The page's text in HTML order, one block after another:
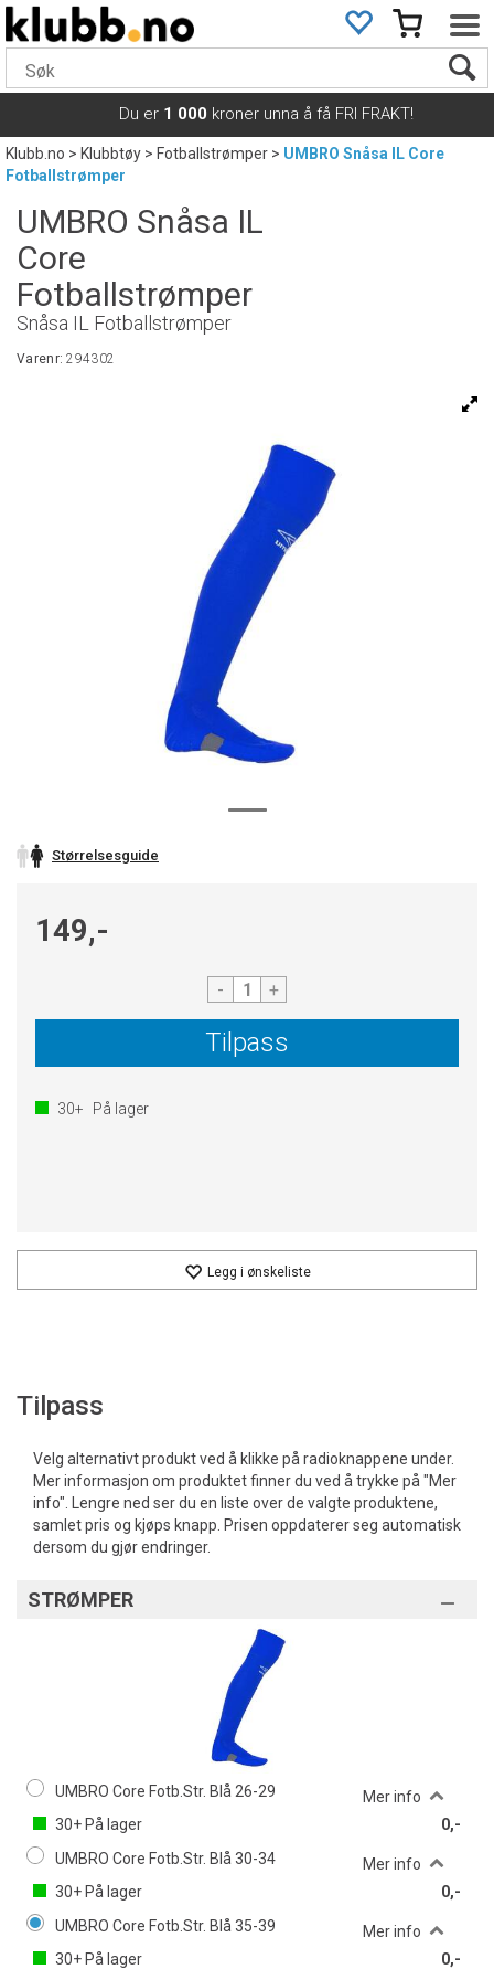
Du er 1 000 kroner unna å få FRI FRAKT!
Klubb.no>Klubbtøy>Fotballstrømper>UMBRO Snåsa IL Core
Fotballstrømper
UMBRO Snåsa IL
Core
Fotballstrømper
Snåsa IL Fotballstrømper
Varenr:294302
Størrelsesguide
149,-
- +
Tilpass
30+ På lager
Legg i ønskeliste
Tilpass
Velg alternativt produkt ved å klikke på radioknappene under.
Mer informasjon om produktet finner du ved å trykke på "Mer
info". Lengre ned ser du en liste over de valgte produktene,
samlet pris og kjøps knapp. Prisen oppdaterer seg automatisk
dersom du gjør endringer.
STRØMPER
UMBRO Core Fotb.Str. Blå 26-29
Mer info
30+ På lager
0,-
UMBRO Core Fotb.Str. Blå 30-34
Mer info
30+ På lager
0,-
UMBRO Core Fotb.Str. Blå 35-39
Mer info
30+ På lager
0,-